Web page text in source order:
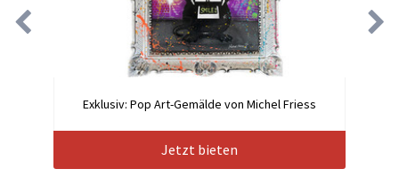
Exklusiv: Pop Art-Gemälde von Michel Friess
Jetzt bieten